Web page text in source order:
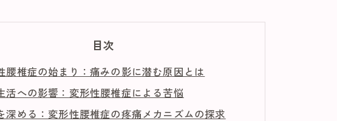
目次
腰椎症の始まり：痛みの影に潜む原因とは
活への影響：変形性腰椎症による苦悩
深める：変形性腰椎症の疼痛メカニズムの探求